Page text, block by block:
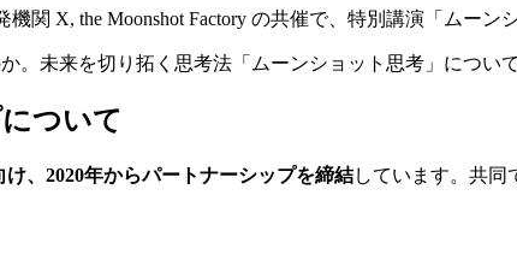
関 X, the Moonshot Factory の共催で、特別講演「ムー
。未来を切り拓く思考法「ムーンショット思考」につい
ついて
、2020年からパートナーシップを締結しています。共同